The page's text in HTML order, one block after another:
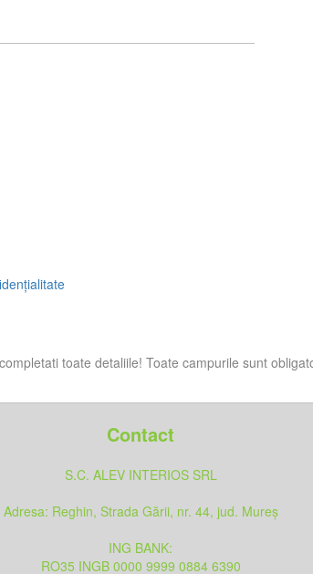
toate detaliile! Toate campurile sunt
Contact
S.C. ALEV INTERIOS SRL
Adresa: Reghin, Strada Gării, nr. 44, jud. Mureș
ING BANK:
RO35 INGB 0000 9999 0884 6390